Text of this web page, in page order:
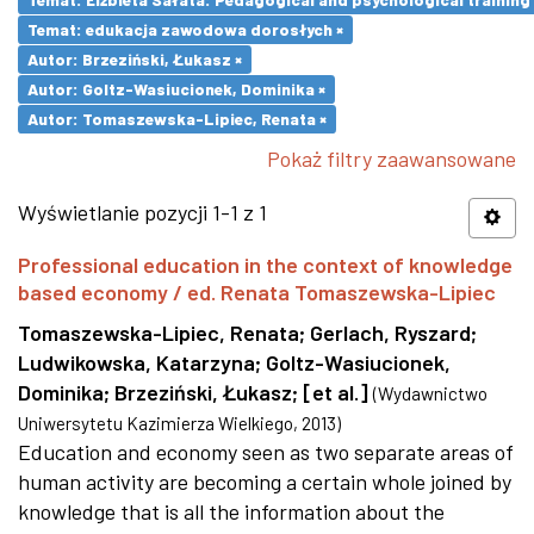
Temat: edukacja zawodowa dorosłych ×
Autor: Brzeziński, Łukasz ×
Autor: Goltz-Wasiucionek, Dominika ×
Autor: Tomaszewska-Lipiec, Renata ×
Pokaż filtry zaawansowane
Wyświetlanie pozycji 1-1 z 1
Professional education in the context of knowledge
based economy / ed. Renata Tomaszewska-Lipiec
Tomaszewska-Lipiec, Renata; Gerlach, Ryszard;
Ludwikowska, Katarzyna; Goltz-Wasiucionek,
Dominika; Brzeziński, Łukasz; [et al.] (Wydawnictwo
Uniwersytetu Kazimierza Wielkiego, 2013)
Education and economy seen as two separate areas of
human activity are becoming a certain whole joined by
knowledge that is all the information about the